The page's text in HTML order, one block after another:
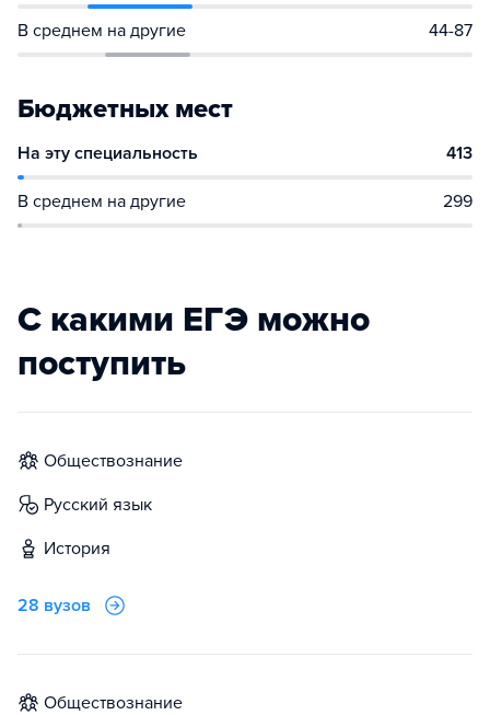
В среднем на другие 44-87
Бюджетных мест
На эту специальность 413
В среднем на другие 299
С какими ЕГЭ можно
поступить
обществознание
русский язык
история
28 вузов
обществознание